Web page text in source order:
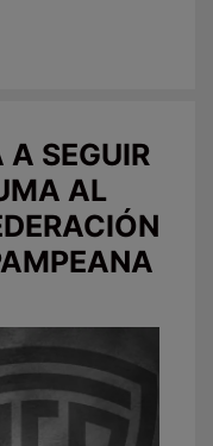
SEGUIR
AL